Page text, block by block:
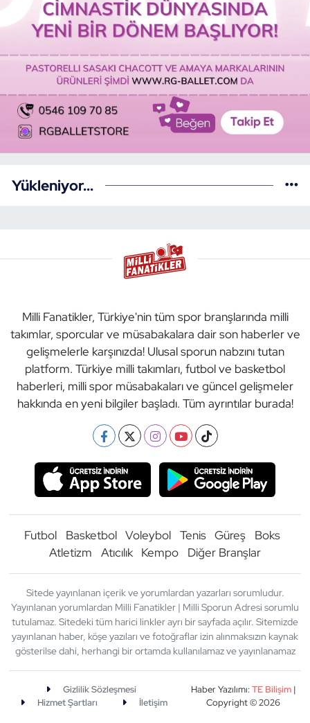
Yükleniyor...
Milli Fanatikler, Türkiye'nin tüm spor branşlarında milli
takımlar, sporcular ve müsabakalara dair son haberler ve
gelişmelerle karşınızda! Ulusal sporun nabzını tutan
platform. Türkiye milli takımları, futbol ve basketbol
haberleri, milli spor müsabakaları ve güncel gelişmeler
hakkında en yeni bilgiler başladı. Tüm ayrıntılar burada!
Futbol Basketbol Voleybol Tenis Güreş
Boks
Atletizm
Atıcılık Kempo Diğer Branşlar
Sitede yayınlanan içerik ve yorumlardan yazarları sorumludur.
Yayınlanan yorumlardan Milli Fanatikler | Milli Sporun Adresi sorumlu
tutulamaz. Sitedeki tüm harici linkler ayrı bir sayfada açılır. Sitemizde
yayınlanan haber, köşe yazıları ve fotoğraflar izin alınmaksızın kaynak
gösterilse dahi, herhangi bir ortamda kullanılamaz ve yayınlanamaz
Gizlilik Sözleşmesi
Hizmet Şartları
İletişim
Haber Yazılımı:TE Bilişim|
Copyright © 2026